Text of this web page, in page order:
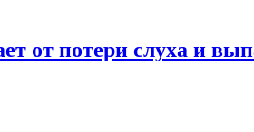
от потери слуха и